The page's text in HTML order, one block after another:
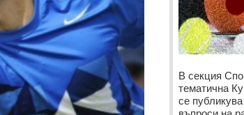
В секция
тематична
се